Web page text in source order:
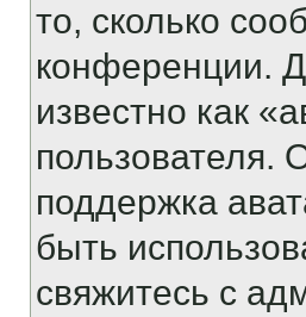
то, сколько
конференции.
известно как
пользователя.
поддержка
быть
свяжитесь с